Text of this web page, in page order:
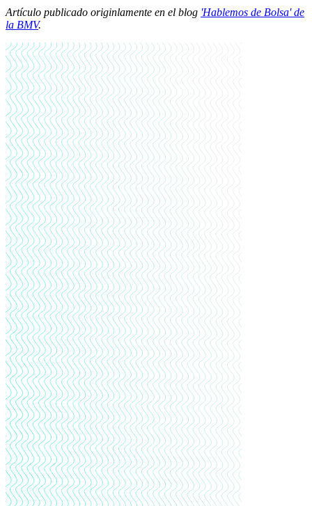
Artículo publicado originlamente en el blog 'Hablemos de Bolsa' de
la BMV.